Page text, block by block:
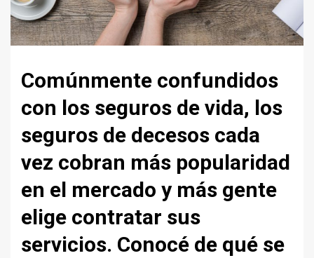
Comúnmente confundidos
con los seguros de vida, los
seguros de decesos cada
vez cobran más popularidad
en el mercado y más gente
elige contratar sus
servicios. Conocé de qué se